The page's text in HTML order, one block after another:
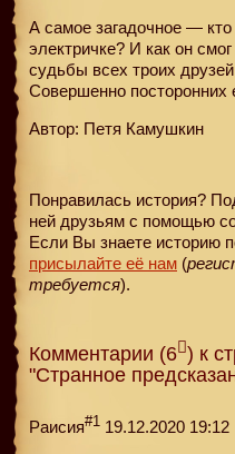
А самое загадочное —
электричке? И как он
судьбы всех троих
Совершенно посторонних
Автор: Петя Камушкин
Понравилась история?
ней друзьям с помощью
Если Вы знаете историю
присылайте её нам (
требуется).
Комментарии (6 ) к
"Странное
Раисия#1 19.12.2020 19:12